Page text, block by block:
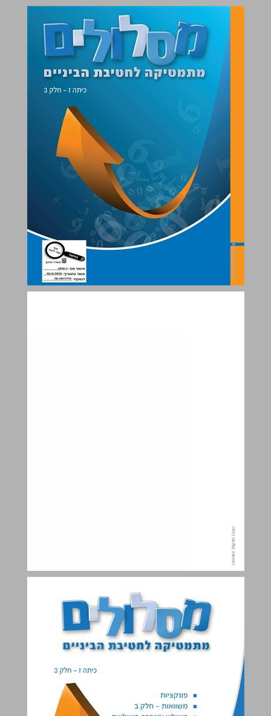
מסלולים מתמטיקה לחטיבת הביניים כיתה ז - חלק 3 ... 0